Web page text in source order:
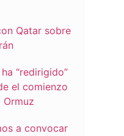
Qatar sobre
“redirigido”
el comienzo
a convocar